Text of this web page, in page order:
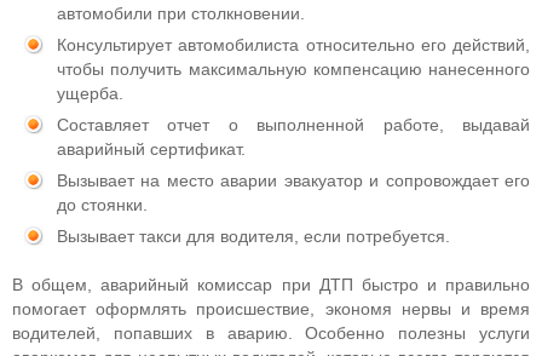
автомобили при столкновении.
Консультирует автомобилиста относительно его действий,
чтобы получить максимальную компенсацию нанесенного
ущерба.
Составляет отчет о выполненной работе, выдавай
аварийный сертификат.
Вызывает на место аварии эвакуатор и сопровождает его
до стоянки.
Вызывает такси для водителя, если потребуется.
В общем, аварийный комиссар при ДТП быстро и правильно
помогает оформлять происшествие, экономя нервы и время
водителей, попавших в аварию. Особенно полезны услуги